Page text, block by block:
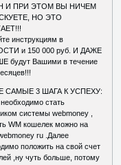
И ПРИ ЭТОМ ВЫ НИЧЕМ
НО ЭТО
инструкциям в
и 150 000 руб. И ДАЖЕ
будут Вашими в течение
САМЫЕ 3 ШАГА К УСПЕХУ:
стать
системы webmoney ,
WM кошелек можно на
ru .Далее
положить на свой счет
,ну чуть больше, потому